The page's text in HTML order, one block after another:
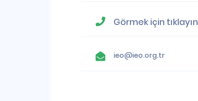
Görmek için tıklayın
ieo@ieo.org.tr